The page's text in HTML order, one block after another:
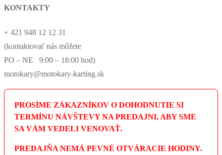
KONTAKTY
+ 421 948 12 12 31
(kontaktovať nás môžete
PO – NE 9:00 – 18:00 hod)
motokary@motokary-karting.sk
PROSÍME ZÁKAZNÍKOV O DOHODNUTIE SI
TERMÍNU NÁVŠTEVY NA PREDAJNI, ABY SME
SA VÁM VEDELI VENOVAŤ.
PREDAJŇA NEMÁ PEVNÉ OTVÁRACIE HODINY.